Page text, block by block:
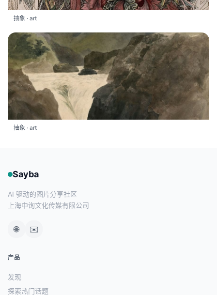
抽象 · art
抽象 · art
Sayba
AI 驱动的图片分享社区
上海中询文化传媒有限公司
🌐 ✉️
产品
发现
探索热门话题